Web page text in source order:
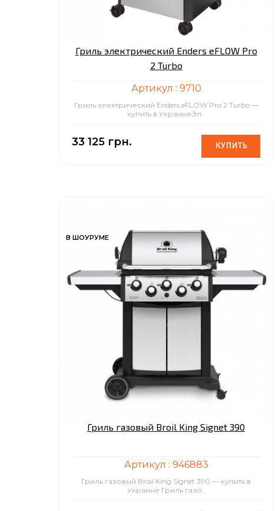
Гриль электрический Enders eFLOW Pro
2 Turbo
Артикул : 9710
Гриль электрический Enders eFLOW Pro 2 Turbo —
купить в УкраинеЭл..
33 125 грн. КУПИТЬ
КУПИТЬ
В ШОУРУМЕ
Гриль газовый Broil King Signet 390
Артикул : 946883
Гриль газовый Broil King Signet 390 — купить в
Украине Гриль газо..